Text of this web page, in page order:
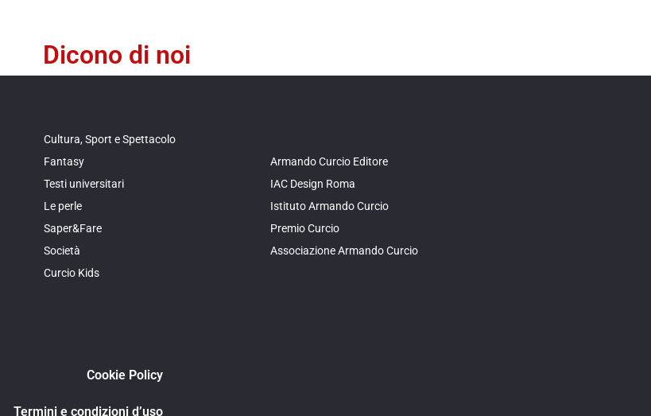
Dicono di noi
Cultura, Sport e Spettacolo
Fantasy
Testi universitari
Le perle
Saper&Fare
Società
Curcio Kids
Armando Curcio Editore
IAC Design Roma
Istituto Armando Curcio
Premio Curcio
Associazione Armando Curcio
Cookie Policy
Termini e condizioni d’uso